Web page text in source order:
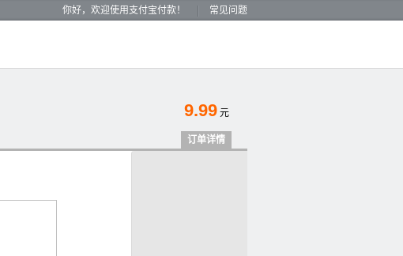
常见问题
你好，欢迎使用支付宝付款！
9.99 元
订单详情